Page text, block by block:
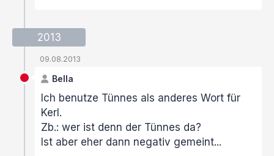
2013
09.08.2013
Bella
Ich benutze Tünnes als anderes Wort für
Kerl.
Zb.: wer ist denn der Tünnes da?
Ist aber eher dann negativ gemeint...